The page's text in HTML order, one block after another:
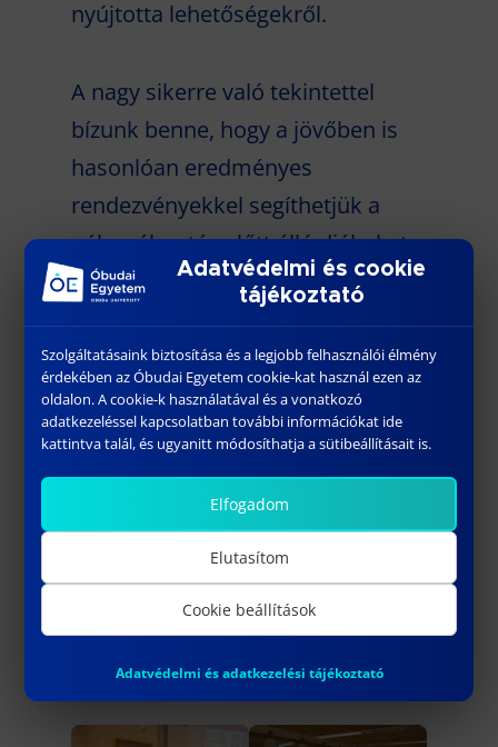
nyújtotta lehetőségekről.
A nagy sikerre való tekintettel
bízunk benne, hogy a jövőben is
hasonlóan eredményes
rendezvényekkel segíthetjük a
pályaválasztás előtt álló diákokat.
Adatvédelmi és cookie
tájékoztató
Szolgáltatásaink biztosítása és a legjobb felhasználói élmény
érdekében az Óbudai Egyetem cookie-kat használ ezen az
oldalon. A cookie-k használatával és a vonatkozó
adatkezeléssel kapcsolatban további információkat ide
kattintva talál, és ugyanitt módosíthatja a sütibeállításait is.
Elfogadom
Elutasítom
Cookie beállítások
Adatvédelmi és adatkezelési tájékoztató